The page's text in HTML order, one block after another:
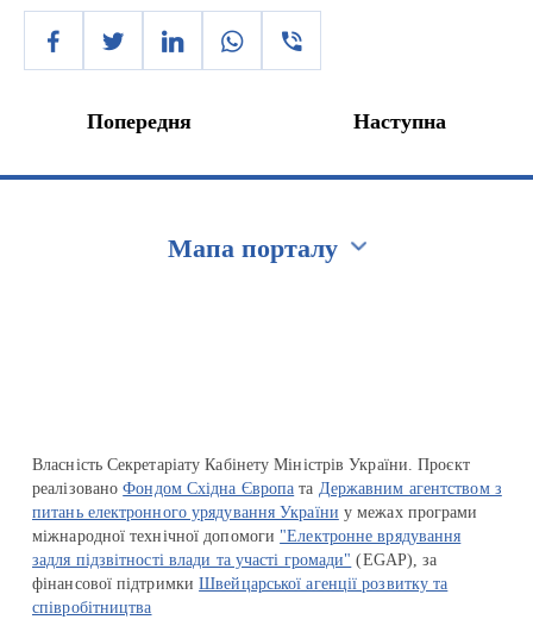
Попередня Наступна
Мапа порталу
Власність Секретаріату Кабінету Міністрів України. Проєкт
реалізованоФондом Східна Європа та Державним агентством з
питань електронного урядування України у межах програми
міжнародної технічної допомоги "Електронне врядування
задля підзвітності влади та участі громади" (EGAP), за
фінансової підтримкиШвейцарської агенції розвитку та
співробітництва